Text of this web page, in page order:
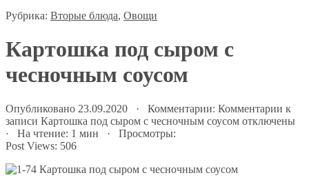
Рубрика: Вторые блюда, Овощи
Картошка под сыром с
чесночным соусом
Опубликовано 23.09.2020 · Комментарии: Комментарии к
записи Картошка под сыром с чесночным соусом отключены
· На чтение: 1 мин · Просмотры:
Post Views: 506